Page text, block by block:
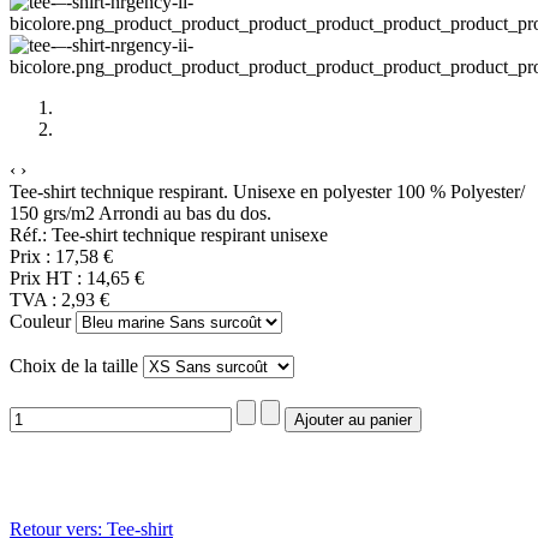
‹ ›
Tee-shirt technique respirant. Unisexe en polyester 100 % Polyester/
150 grs/m2 Arrondi au bas du dos.
Réf.: Tee-shirt technique respirant unisexe
Prix : 17,58 €
Prix HT : 14,65 €
TVA : 2,93 €
Couleur
Choix de la taille
Retour vers: Tee-shirt